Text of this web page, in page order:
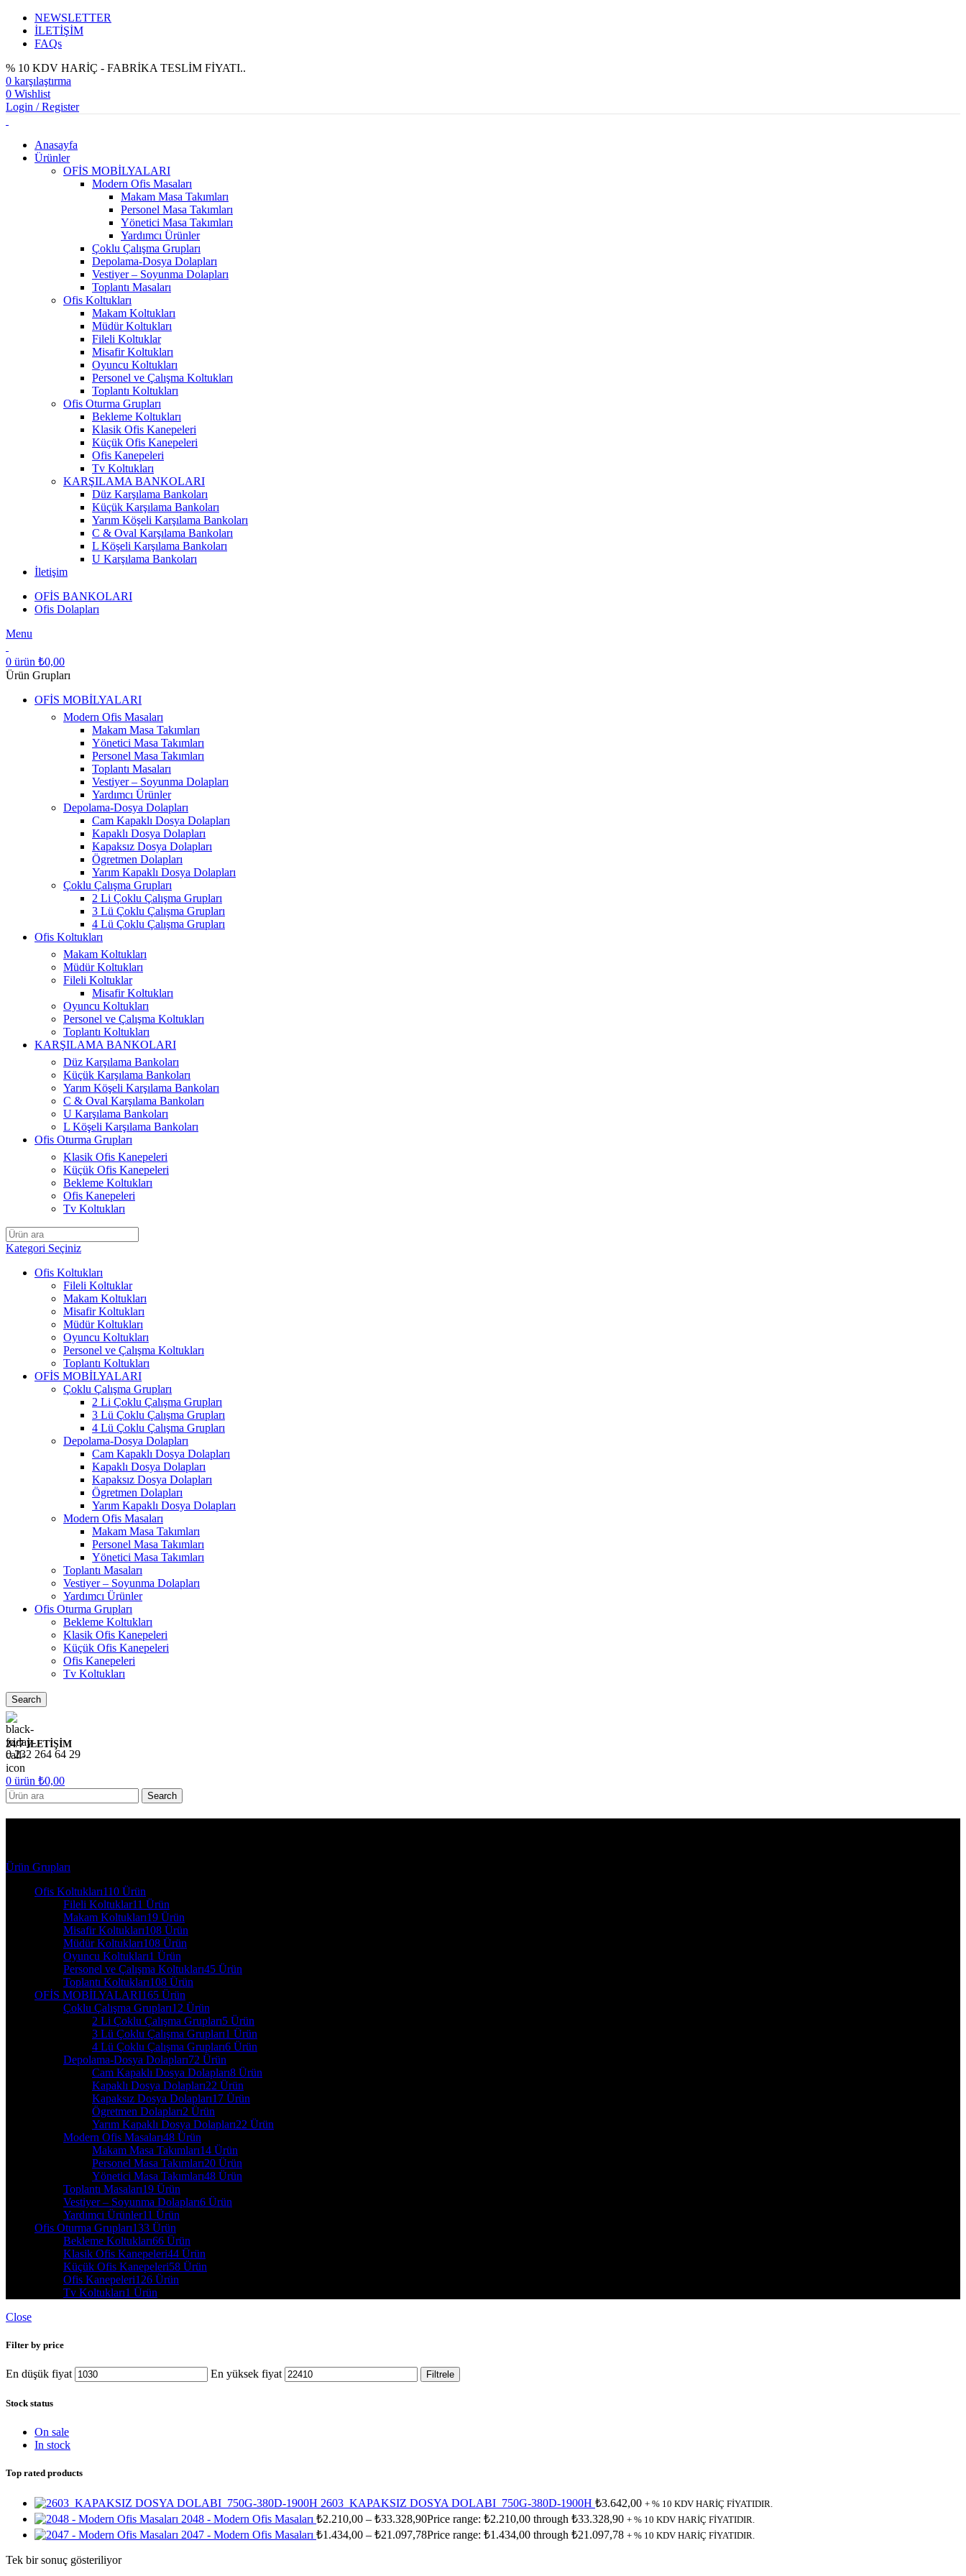
NEWSLETTER
İLETİŞİM
FAQs
% 10 KDV HARİÇ - FABRİKA TESLİM FİYATI..
0 karşılaştırma
0 Wishlist
Login / Register
Anasayfa
Ürünler
OFİS MOBİLYALARI
Modern Ofis Masaları
Makam Masa Takımları
Personel Masa Takımları
Yönetici Masa Takımları
Yardımcı Ürünler
Çoklu Çalışma Grupları
Depolama-Dosya Dolapları
Vestiyer – Soyunma Dolapları
Toplantı Masaları
Ofis Koltukları
Makam Koltukları
Müdür Koltukları
Fileli Koltuklar
Misafir Koltukları
Oyuncu Koltukları
Personel ve Çalışma Koltukları
Toplantı Koltukları
Ofis Oturma Grupları
Bekleme Koltukları
Klasik Ofis Kanepeleri
Küçük Ofis Kanepeleri
Ofis Kanepeleri
Tv Koltukları
KARŞILAMA BANKOLARI
Düz Karşılama Bankoları
Küçük Karşılama Bankoları
Yarım Köşeli Karşılama Bankoları
C & Oval Karşılama Bankoları
L Köşeli Karşılama Bankoları
U Karşılama Bankoları
İletişim
OFİS BANKOLARI
Ofis Dolapları
Menu
0 ürün ₺0,00
Ürün Grupları
OFİS MOBİLYALARI
Modern Ofis Masaları
Makam Masa Takımları
Yönetici Masa Takımları
Personel Masa Takımları
Toplantı Masaları
Vestiyer – Soyunma Dolapları
Yardımcı Ürünler
Depolama-Dosya Dolapları
Cam Kapaklı Dosya Dolapları
Kapaklı Dosya Dolapları
Kapaksız Dosya Dolapları
Ögretmen Dolapları
Yarım Kapaklı Dosya Dolapları
Çoklu Çalışma Grupları
2 Li Çoklu Çalışma Grupları
3 Lü Çoklu Çalışma Grupları
4 Lü Çoklu Çalışma Grupları
Ofis Koltukları
Makam Koltukları
Müdür Koltukları
Fileli Koltuklar
Misafir Koltukları
Oyuncu Koltukları
Personel ve Çalışma Koltukları
Toplantı Koltukları
KARŞILAMA BANKOLARI
Düz Karşılama Bankoları
Küçük Karşılama Bankoları
Yarım Köşeli Karşılama Bankoları
C & Oval Karşılama Bankoları
U Karşılama Bankoları
L Köşeli Karşılama Bankoları
Ofis Oturma Grupları
Klasik Ofis Kanepeleri
Küçük Ofis Kanepeleri
Bekleme Koltukları
Ofis Kanepeleri
Tv Koltukları
Kategori Seçiniz
Ofis Koltukları
Fileli Koltuklar
Makam Koltukları
Misafir Koltukları
Müdür Koltukları
Oyuncu Koltukları
Personel ve Çalışma Koltukları
Toplantı Koltukları
OFİS MOBİLYALARI
Çoklu Çalışma Grupları
2 Li Çoklu Çalışma Grupları
3 Lü Çoklu Çalışma Grupları
4 Lü Çoklu Çalışma Grupları
Depolama-Dosya Dolapları
Cam Kapaklı Dosya Dolapları
Kapaklı Dosya Dolapları
Kapaksız Dosya Dolapları
Ögretmen Dolapları
Yarım Kapaklı Dosya Dolapları
Modern Ofis Masaları
Makam Masa Takımları
Personel Masa Takımları
Yönetici Masa Takımları
Toplantı Masaları
Vestiyer – Soyunma Dolapları
Yardımcı Ürünler
Ofis Oturma Grupları
Bekleme Koltukları
Klasik Ofis Kanepeleri
Küçük Ofis Kanepeleri
Ofis Kanepeleri
Tv Koltukları
Search
24/7 İLETİŞİM
0 232 264 64 29
0 ürün ₺0,00
Search
Ürün Grupları
Ofis Koltukları110 Ürün
Fileli Koltuklar11 Ürün
Makam Koltukları19 Ürün
Misafir Koltukları108 Ürün
Müdür Koltukları108 Ürün
Oyuncu Koltukları1 Ürün
Personel ve Çalışma Koltukları45 Ürün
Toplantı Koltukları108 Ürün
OFİS MOBİLYALARI165 Ürün
Çoklu Çalışma Grupları12 Ürün
2 Li Çoklu Çalışma Grupları5 Ürün
3 Lü Çoklu Çalışma Grupları1 Ürün
4 Lü Çoklu Çalışma Grupları6 Ürün
Depolama-Dosya Dolapları72 Ürün
Cam Kapaklı Dosya Dolapları8 Ürün
Kapaklı Dosya Dolapları22 Ürün
Kapaksız Dosya Dolapları17 Ürün
Ögretmen Dolapları2 Ürün
Yarım Kapaklı Dosya Dolapları22 Ürün
Modern Ofis Masaları48 Ürün
Makam Masa Takımları14 Ürün
Personel Masa Takımları20 Ürün
Yönetici Masa Takımları48 Ürün
Toplantı Masaları19 Ürün
Vestiyer – Soyunma Dolapları6 Ürün
Yardımcı Ürünler11 Ürün
Ofis Oturma Grupları133 Ürün
Bekleme Koltukları66 Ürün
Klasik Ofis Kanepeleri44 Ürün
Küçük Ofis Kanepeleri58 Ürün
Ofis Kanepeleri126 Ürün
Tv Koltukları1 Ürün
Close
Filter by price
En düşük fiyat En yüksek fiyat Filtrele
Stock status
On sale
In stock
Top rated products
2603_KAPAKSIZ DOSYA DOLABI_750G-380D-1900H ₺3.642,00 + % 10 KDV HARİÇ FİYATIDIR.
2048 - Modern Ofis Masaları ₺2.210,00 – ₺33.328,90Price range: ₺2.210,00 through ₺33.328,90 + % 10 KDV HARİÇ FİYATIDIR.
2047 - Modern Ofis Masaları ₺1.434,00 – ₺21.097,78Price range: ₺1.434,00 through ₺21.097,78 + % 10 KDV HARİÇ FİYATIDIR.
Tek bir sonuç gösteriliyor